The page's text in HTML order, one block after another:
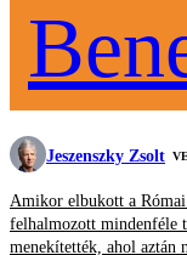
Jeszenszky Zsolt
Amikor elbukott a
felhalmozott mindenféle
menekítették, ahol aztán